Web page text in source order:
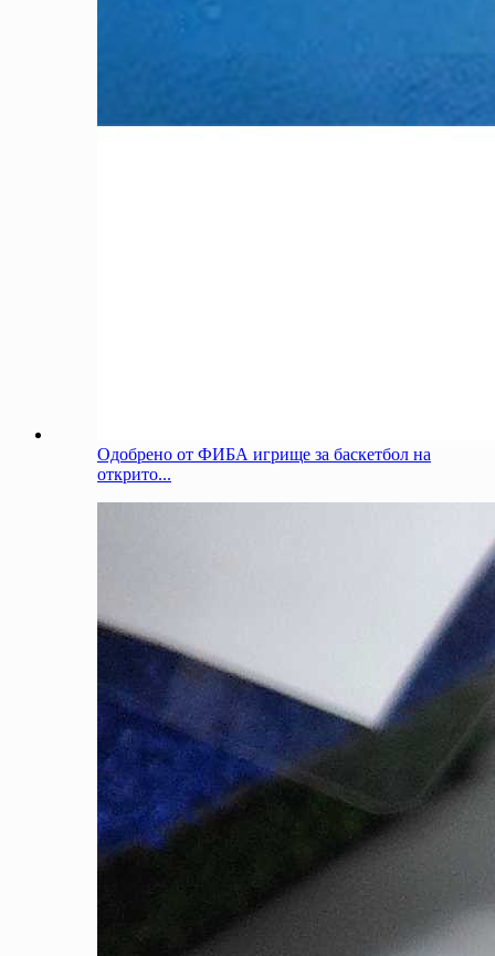
Одобрено от ФИБА игрище за баскетбол на
открито...